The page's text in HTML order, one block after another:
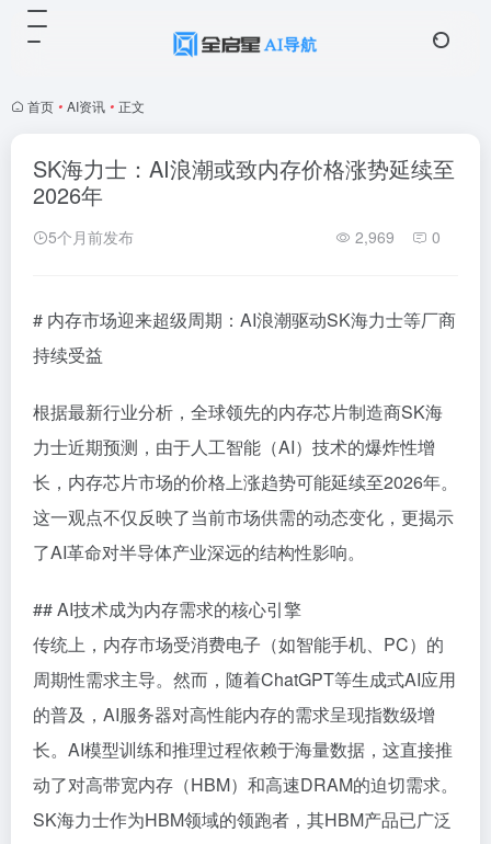
首页 • AI资讯 • 正文
SK海力士：AI浪潮或致内存价格涨势延续至
2026年
5个月前发布 2,969 0
# 内存市场迎来超级周期：AI浪潮驱动SK海力士等厂商
持续受益
根据最新行业分析，全球领先的内存芯片制造商SK海
力士近期预测，由于人工智能（AI）技术的爆炸性增
长，内存芯片市场的价格上涨趋势可能延续至2026年。
这一观点不仅反映了当前市场供需的动态变化，更揭示
了AI革命对半导体产业深远的结构性影响。
## AI技术成为内存需求的核心引擎
传统上，内存市场受消费电子（如智能手机、PC）的
周期性需求主导。然而，随着ChatGPT等生成式AI应用
的普及，AI服务器对高性能内存的需求呈现指数级增
长。AI模型训练和推理过程依赖于海量数据，这直接推
动了对高带宽内存（HBM）和高速DRAM的迫切需求。
SK海力士作为HBM领域的领跑者，其HBM产品已广泛